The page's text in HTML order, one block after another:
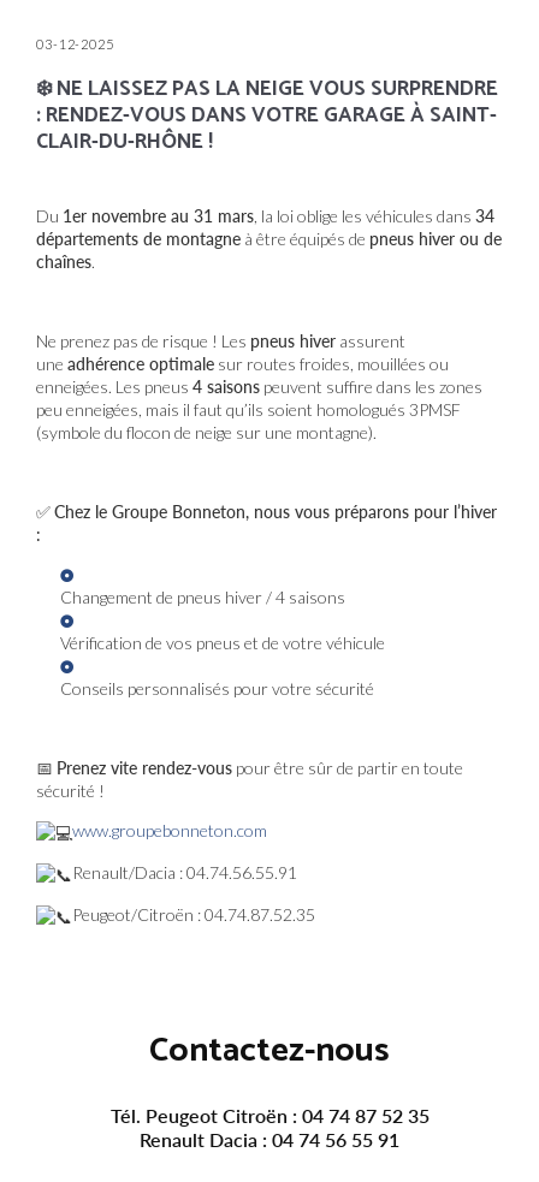
03-12-2025
❄️ NE LAISSEZ PAS LA NEIGE VOUS SURPRENDRE
: RENDEZ-VOUS DANS VOTRE GARAGE À SAINT-
CLAIR-DU-RHÔNE !
Du 1er novembre au 31 mars , la loi oblige les véhicules dans 34
départements de montagne à être équipés de pneus hiver ou de
chaînes.
Ne prenez pas de risque ! Les pneus hiver assurent
une adhérence optimale sur routes froides, mouillées ou
enneigées. Les pneus 4 saisons peuvent suffire dans les zones
peu enneigées, mais il faut qu’ils soient homologués 3PMSF
(symbole du flocon de neige sur une montagne).
✅Chez le Groupe Bonneton, nous vous préparons pour l’hiver
:
Changement de pneus hiver / 4 saisons
Vérification de vos pneus et de votre véhicule
Conseils personnalisés pour votre sécurité
📅 Prenez vite rendez-vous pour être sûr de partir en toute
sécurité !
www.groupebonneton.com
Renault/Dacia : 04.74.56.55.91
Peugeot/Citroën : 04.74.87.52.35
Contactez-nous
Tél. Peugeot Citroën : 04 74 87 52 35
Renault Dacia : 04 74 56 55 91